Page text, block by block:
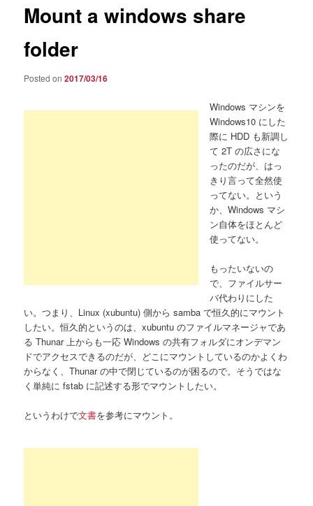
Mount a windows share
folder
Posted on2017/03/16
Windows マシンを
Windows10 にした
際に HDD も新調し
て 2T の広さにな
ったのだが、はっ
きり言って全然使
ってない。という
か、Windows マシ
ン自体をほとんど
使ってない。
もったいないの
で、ファイルサー
バ代わりにした
い。つまり、Linux (xubuntu) 側から samba で恒久的にマウント
したい。恒久的というのは、xubuntu のファイルマネージャであ
る Thunar 上からも一応 Windows の共有フォルダにオンデマン
ドでアクセスできるのだが、どこにマウントしているのかよくわ
からなく、Thunar の中で閉じているのが困るので。そうではな
く単純に fstab に記述する形でマウントしたい。
というわけで文書を参考にマウント。